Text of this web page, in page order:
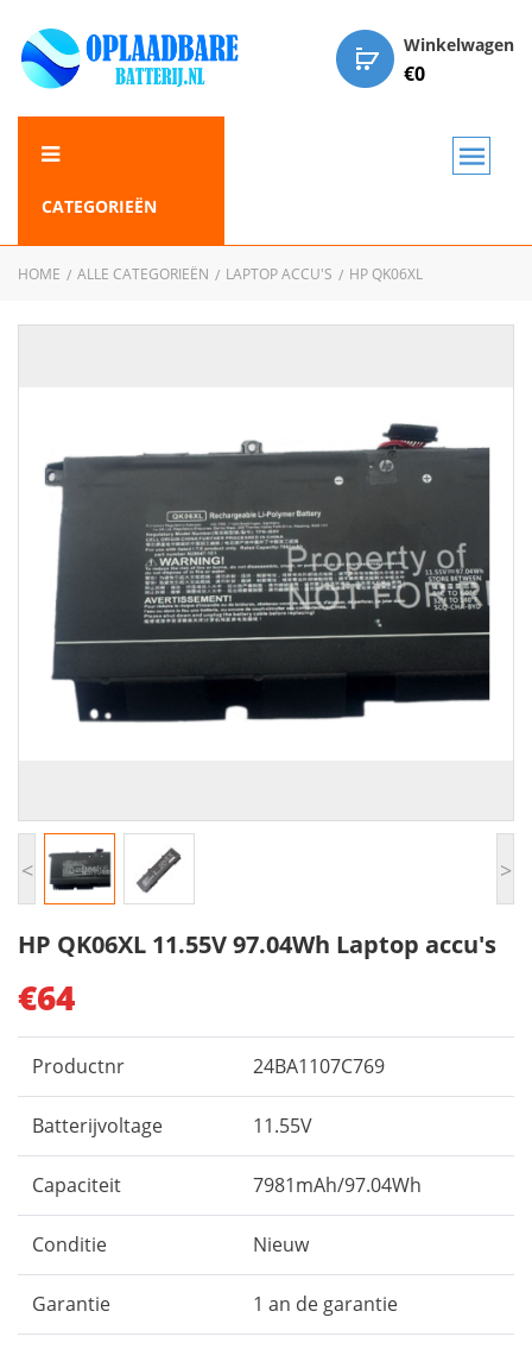
Winkelwagen
€0
CATEGORIEËN
HOME ALLE CATEGORIEËN LAPTOP ACCU'S HP QK06XL
< >
HP QK06XL 11.55V 97.04Wh Laptop accu's
€64
Productnr 24BA1107C769
Batterijvoltage 11.55V
Capaciteit 7981mAh/97.04Wh
Conditie Nieuw
Garantie 1 an de garantie